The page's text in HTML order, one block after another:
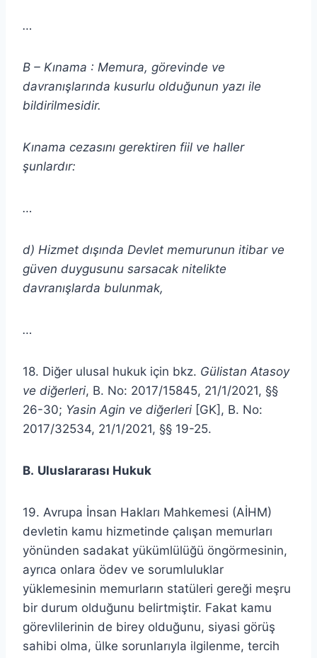
…
B – Kınama : Memura, görevinde ve
davranışlarında kusurlu olduğunun yazı ile
bildirilmesidir.
Kınama cezasını gerektiren fiil ve haller
şunlardır:
…
d) Hizmet dışında Devlet memurunun itibar ve
güven duygusunu sarsacak nitelikte
davranışlarda bulunmak,
…
18. Diğer ulusal hukuk için bkz. Gülistan Atasoy
ve diğerleri, B. No: 2017/15845, 21/1/2021, §§
26-30; Yasin Agin ve diğerleri [GK], B. No:
2017/32534, 21/1/2021, §§ 19-25.
B. Uluslararası Hukuk
19. Avrupa İnsan Hakları Mahkemesi (AİHM)
devletin kamu hizmetinde çalışan memurları
yönünden sadakat yükümlülüğü öngörmesinin,
ayrıca onlara ödev ve sorumluluklar
yüklemesinin memurların statüleri gereği meşru
bir durum olduğunu belirtmiştir. Fakat kamu
görevlilerinin de birey olduğunu, siyasi görüş
sahibi olma, ülke sorunlarıyla ilgilenme, tercih